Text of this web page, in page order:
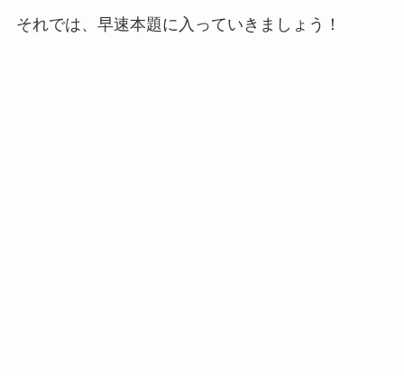
それでは、早速本題に入っていきましょう！